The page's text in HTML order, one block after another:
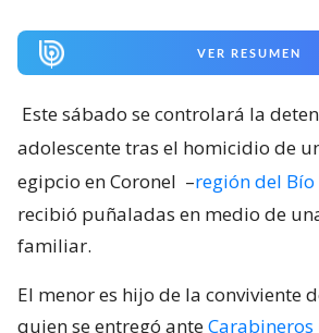
VER RESUMEN
Este sábado se controlará la
adolescente tras el homicidio de
egipcio en Coronel –región del Bío
recibió puñaladas en medio de
familiar.
El menor es hijo de la conviviente
quien se entregó anteCarabineros